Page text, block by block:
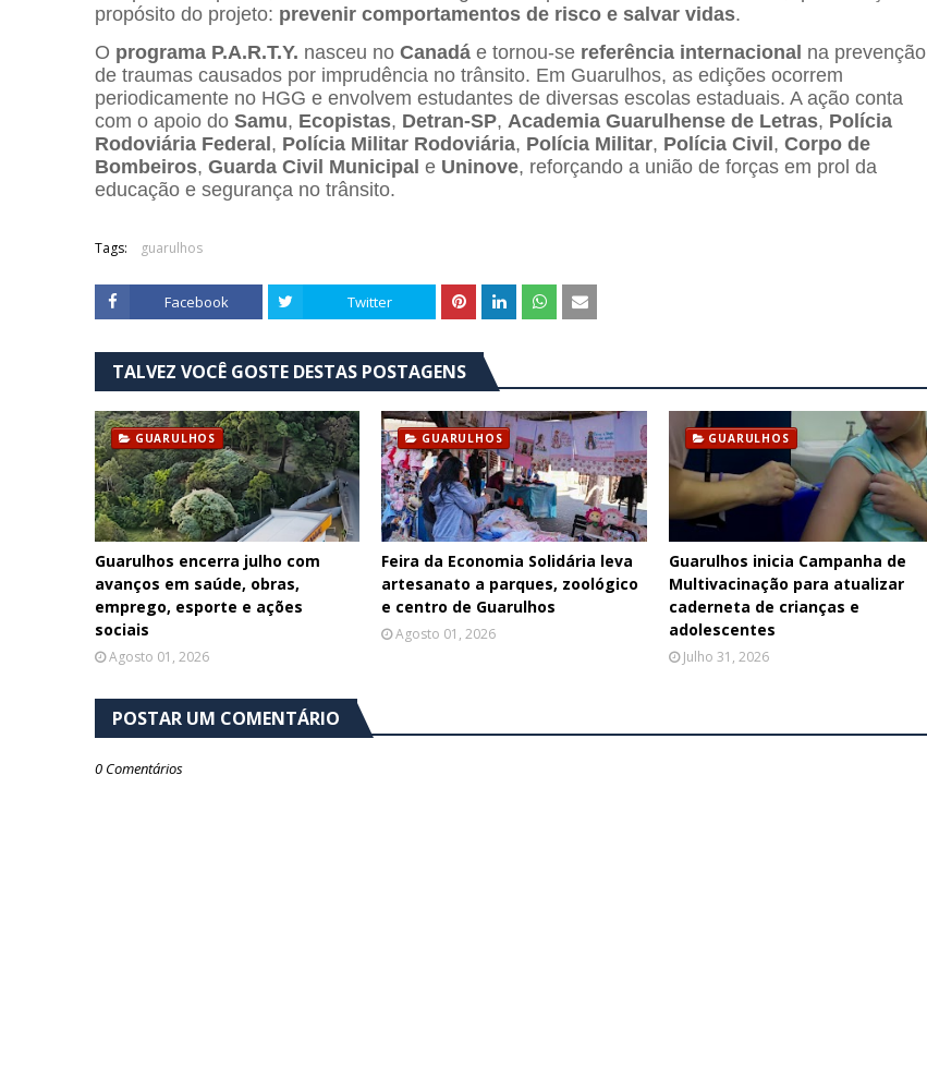
propósito do projeto: prevenir comportamentos de risco e salvar vidas.
O programa P.A.R.T.Y. nasceu no Canadá e tornou-se referência internacional na prevenção
de traumas causados por imprudência no trânsito. Em Guarulhos, as edições ocorrem
periodicamente no HGG e envolvem estudantes de diversas escolas estaduais. A ação conta
com o apoio do Samu, Ecopistas, Detran-SP, Academia Guarulhense de Letras, Polícia
Rodoviária Federal, Polícia Militar Rodoviária, Polícia Militar, Polícia Civil, Corpo de
Bombeiros, Guarda Civil Municipal e Uninove, reforçando a união de forças em prol da
educação e segurança no trânsito.
Tags: guarulhos
Facebook Twitter
TALVEZ VOCÊ GOSTE DESTAS POSTAGENS
GUARULHOS
Guarulhos encerra julho com
avanços em saúde, obras,
emprego, esporte e ações
sociais
Agosto 01, 2026
GUARULHOS
Feira da Economia Solidária leva
artesanato a parques, zoológico
e centro de Guarulhos
Agosto 01, 2026
GUARULHOS
Guarulhos inicia Campanha de
Multivacinação para atualizar
caderneta de crianças e
adolescentes
Julho 31, 2026
POSTAR UM COMENTÁRIO
0 Comentários